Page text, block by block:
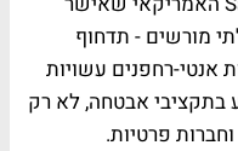
מורשים - תדחוף
אנטי-רחפנים עשויות
בתקציבי אבטחה, לא רק
פרטיות.